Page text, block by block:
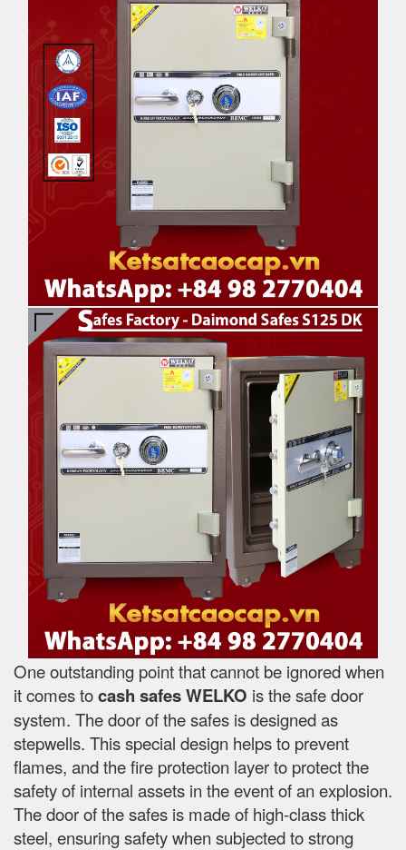
One outstanding point that cannot be ignored when
it comes tocash safesWELKO is the safe door
system. The door of the safes is designed as
stepwells. This special design helps to prevent
flames, and the fire protection layer to protect the
safety of internal assets in the event of an explosion.
The door of the safes is made of high-class thick
steel, ensuring safety when subjected to strong